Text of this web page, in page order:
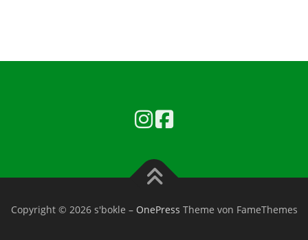
Copyright © 2026 s'bokle – OnePress Theme von FameThemes